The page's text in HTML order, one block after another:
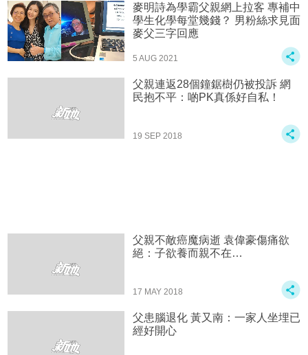
麥明詩為學霸父親網上拉客 專補中
學生化學每堂幾錢？ 男粉絲求見面
麥父三字回應
5 AUG 2021
父親連返28個鐘鋸樹仍被投訴 網
民抱不平：啲PK真係好自私！
19 SEP 2018
父親不敵癌魔病逝 袁偉豪傷痛欲
絕：子欲養而親不在…
17 MAY 2018
父患腦退化 黃又南：一家人坐埋已
經好開心